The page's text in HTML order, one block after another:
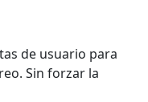
de usuario para
Sin forzar la